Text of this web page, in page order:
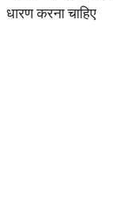
धारण करना चाहिए